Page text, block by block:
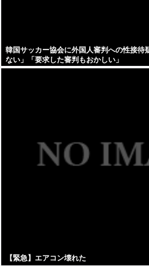
韓国サッカー協会に外国人審判への性接待
ない」「要求した審判もおかしい」
【緊急】エアコン壊れた